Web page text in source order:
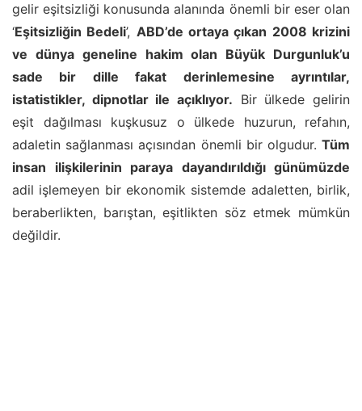
gelir eşitsizliği konusunda alanında önemli bir eser olan
‘Eşitsizliğin Bedeli’, ABD’de ortaya çıkan 2008 krizini
ve dünya geneline hakim olan Büyük Durgunluk’u
sade bir dille fakat derinlemesine ayrıntılar,
istatistikler, dipnotlar ile açıklıyor. Bir ülkede gelirin
eşit dağılması kuşkusuz o ülkede huzurun, refahın,
adaletin sağlanması açısından önemli bir olgudur. Tüm
insan ilişkilerinin paraya dayandırıldığı günümüzde
adil işlemeyen bir ekonomik sistemde adaletten, birlik,
beraberlikten, barıştan, eşitlikten söz etmek mümkün
değildir.